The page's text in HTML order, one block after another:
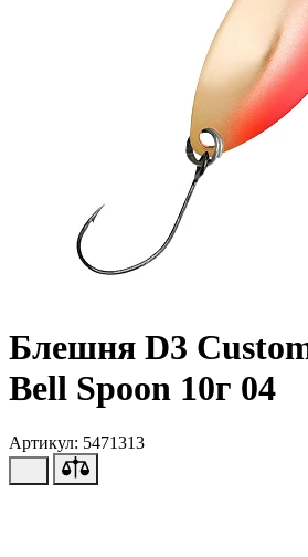
Блешня D3
Bell Spoon 10г 04
Артикул: 5471313